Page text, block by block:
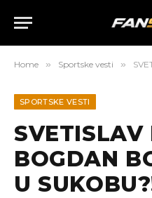
Home » Sportske vesti »
SPORTSKE VESTI
SVETISLAV
BOGDAN
U